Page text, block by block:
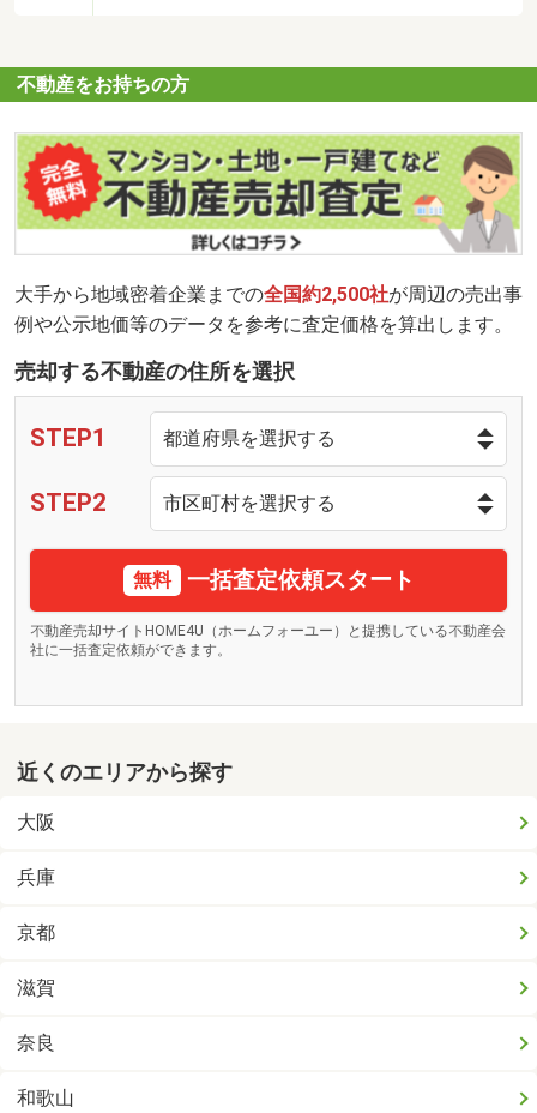
不動産をお持ちの方
大手から地域密着企業までの全国約2,500社が周辺の売出事
例や公示地価等のデータを参考に査定価格を算出します。
売却する不動産の住所を選択
STEP1
STEP2
無料 一括査定依頼スタート
不動産売却サイトHOME4U（ホームフォーユー）と提携している不動産会
社に一括査定依頼ができます。
近くのエリアから探す
大阪
兵庫
京都
滋賀
奈良
和歌山